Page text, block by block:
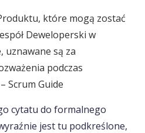
które mogą zostać
Deweloperski w
uznawane są za
podczas
Scrum Guide
cytatu do formalnego
jest tu podkreślone,